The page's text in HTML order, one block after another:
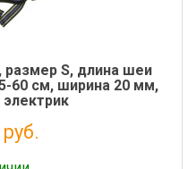
размер S, длина шеи
60 см, ширина 20 мм,